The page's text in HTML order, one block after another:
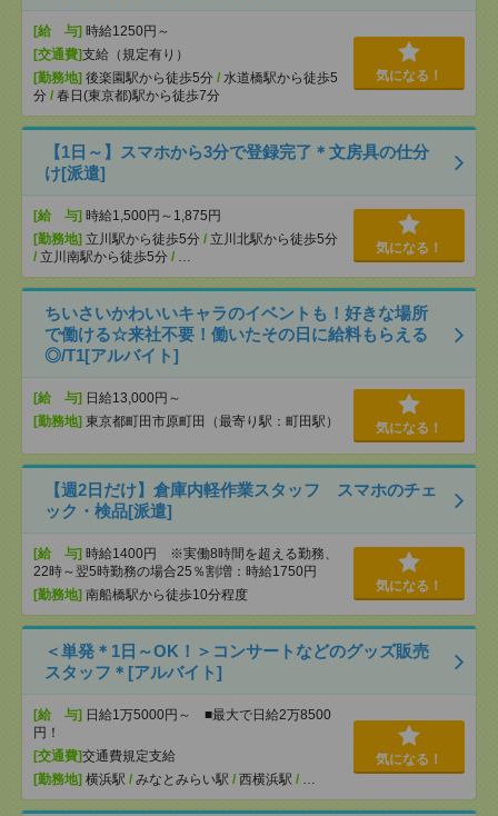
[給 与] 時給1250円～
[交通費]支給（規定有り）
[勤務地] 後楽園駅から徒歩5分 / 水道橋駅から徒歩5
分 / 春日(東京都)駅から徒歩7分
気になる！
【1日～】スマホから3分で登録完了＊文房具の仕分
け[派遣]
[給 与] 時給1,500円～1,875円
[勤務地] 立川駅から徒歩5分 / 立川北駅から徒歩5分
/ 立川南駅から徒歩5分 / …
気になる！
ちいさいかわいいキャラのイベントも！好きな場所
で働ける☆来社不要！働いたその日に給料もらえる
◎/T1[アルバイト]
[給 与] 日給13,000円～
[勤務地] 東京都町田市原町田（最寄り駅：町田駅） 気になる！
【週2日だけ】倉庫内軽作業スタッフ スマホのチェ
ック・検品[派遣]
[給 与] 時給1400円 ※実働8時間を超える勤務、
22時～翌5時勤務の場合25％割増：時給1750円
[勤務地] 南船橋駅から徒歩10分程度
気になる！
＜単発＊1日～OK！＞コンサートなどのグッズ販売
スタッフ＊[アルバイト]
[給 与] 日給1万5000円～ ■最大で日給2万8500
円！
[交通費]交通費規定支給
[勤務地] 横浜駅 / みなとみらい駅 / 西横浜駅 / …
気になる！